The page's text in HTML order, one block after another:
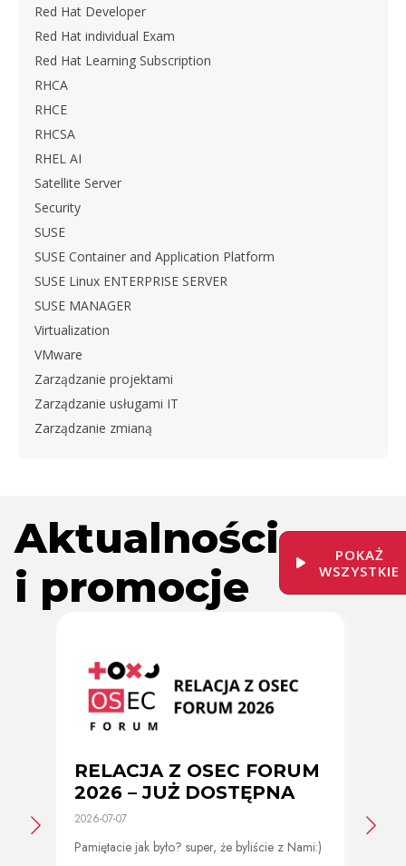
Red Hat Developer
Red Hat individual Exam
Red Hat Learning Subscription
RHCA
RHCE
RHCSA
RHEL AI
Satellite Server
Security
SUSE
SUSE Container and Application Platform
SUSE Linux ENTERPRISE SERVER
SUSE MANAGER
Virtualization
VMware
Zarządzanie projektami
Zarządzanie usługami IT
Zarządzanie zmianą
Aktualności
i promocje
POKAŻ
WSZYSTKIE
RELACJA Z OSEC FORUM
2026 – JUŻ DOSTĘPNA
2026-07-07
Pamiętacie jak było? super, że byliście z Nami:)
2026-